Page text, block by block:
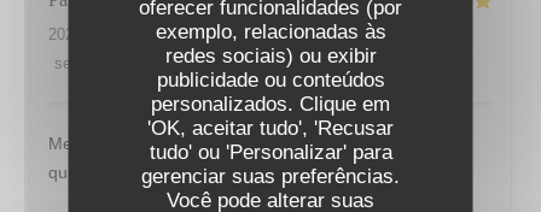
oferecer funcionalidades (por
exemplo, relacionadas às
redes sociais) ou exibir
publicidade ou conteúdos
personalizados. Clique em
'OK, aceitar tudo', 'Recusar
tudo' ou 'Personalizar' para
gerenciar suas preferências.
Você pode alterar suas
2026-07-26
- 19:00 - guests 4
service
ambience : 5/5 menu : 5/5 quality_price
Menu original - cuisine soignée - service rapide mais
qualité différente entre serveurs
LES SAISONS